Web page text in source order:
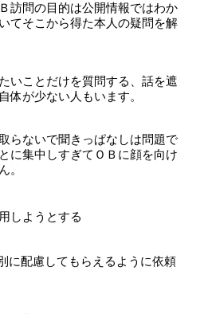
訪問の目的は公開情報ではわか
てそこから得た本人の疑問を解
いことだけを質問する、話を遮
体が少ない人もいます。
らないで聞きっぱなしは問題で
に集中しすぎてＯＢに顔を向け
。
しようとする
に配慮してもらえるように依頼